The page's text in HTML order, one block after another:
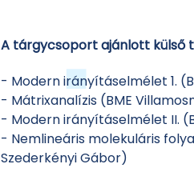
A tárgycsoport ajánlott külső
- Modern irányításelmélet 1.
- Mátrixanalízis (BME
- Modern irányításelmélet II.
- Nemlineáris molekuláris
Szederkényi Gábor)